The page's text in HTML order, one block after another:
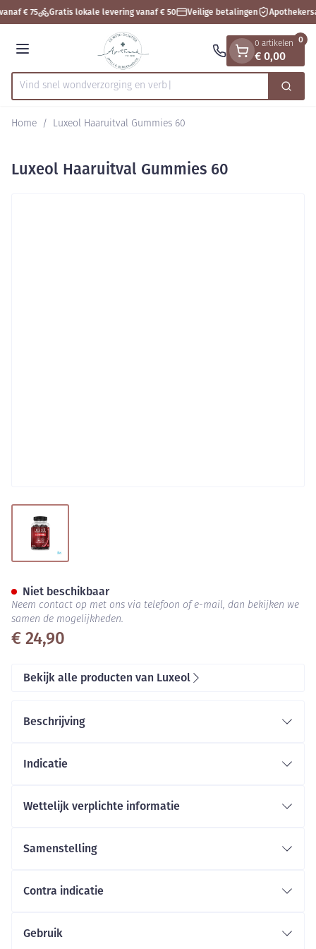
Ga naar de inhoud
1 van 1
€ 75 Gratis lokale levering vanaf € 50 Veilige betalingen
Menu
Product, merk, categorie...
Vind snel wondverzorging Zoek
0 artikelen
€ 0,00
0
Home / Luxeol Haaruitval Gummies 60
Luxeol Haaruitval Gummies 60
€ 24,90
Niet beschikbaar
Neem contact op met ons via telefoon of e-mail, dan bekijken we
samen de mogelijkheden.
Bekijk alle producten van Luxeol
Beschrijving
Indicatie
Wettelijk verplichte informatie
Samenstelling
Contra indicatie
Gebruik